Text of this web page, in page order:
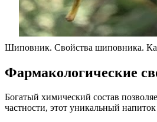
Шиповник. Свойства шиповника.
Фармакологические
Богатый химический состав
частности, этот уникальный